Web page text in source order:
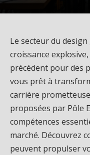
Le secteur du
croissance
précédent pour des
vous prêt à
carrière
proposées par Pôle
compétences
marché. Découvrez
peuvent propulser